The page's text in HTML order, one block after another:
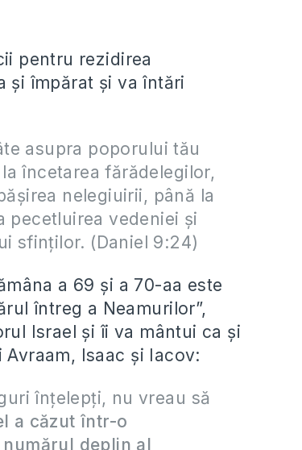
pentru rezidirea
și împărat și va întări
asupra poporului tău
încetarea fărădelegilor,
nelegiuirii, până la
pecetluirea vedeniei și
sfinților. (Daniel 9:24)
a 69 și a 70-aa este
întreg a Neamurilor”,
Israel și îi va mântui ca și
Isaac și Iacov:
înțelepți, nu vreau să
a căzut într-o
deplin al